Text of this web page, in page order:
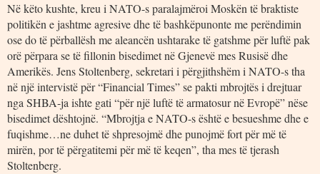
Në këto kushte, kreu i NATO-s paralajmëroi Moskën të braktiste
politikën e jashtme agresive dhe të bashkëpunonte me perëndimin
ose do të përballësh me aleancën ushtarake të gatshme për luftë pak
orë përpara se të fillonin bisedimet në Gjenevë mes Rusisë dhe
Amerikës. Jens Stoltenberg, sekretari i përgjithshëm i NATO-s tha
në një intervistë për “Financial Times” se pakti mbrojtës i drejtuar
nga SHBA-ja ishte gati “për një luftë të armatosur në Evropë” nëse
bisedimet dështojnë. “Mbrojtja e NATO-s është e besueshme dhe e
fuqishme…ne duhet të shpresojmë dhe punojmë fort për më të
mirën, por të përgatitemi për më të keqen”, tha mes të tjerash
Stoltenberg.